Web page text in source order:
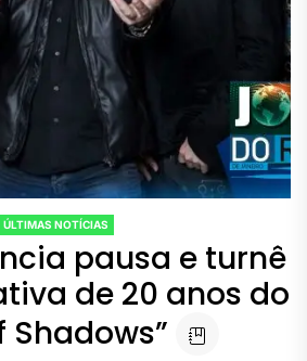
ÚLTIMAS NOTÍCIAS
pausa e turnê
de 20 anos do
Shadows”